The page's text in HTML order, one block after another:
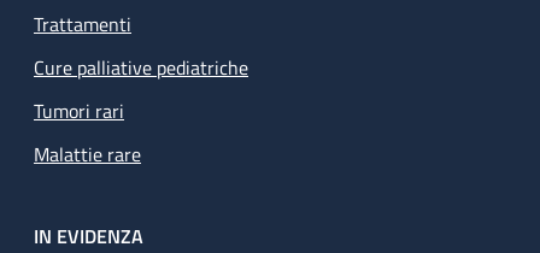
Trattamenti
Cure palliative pediatriche
Tumori rari
Malattie rare
IN EVIDENZA